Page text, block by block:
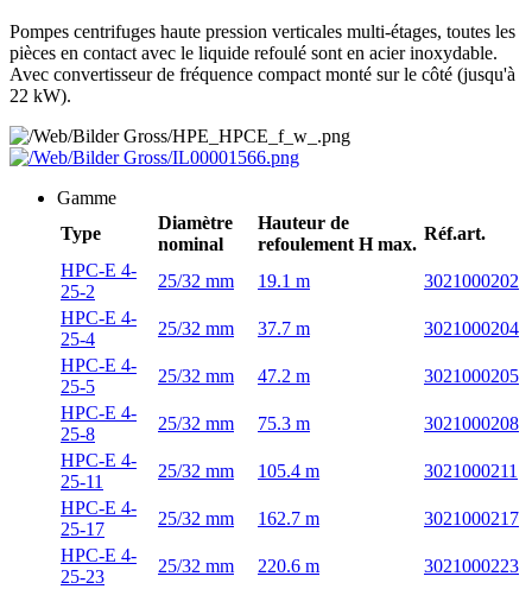
Pompes centrifuges haute pression verticales multi-étages, toutes les
pièces en contact avec le liquide refoulé sont en acier inoxydable.
Avec convertisseur de fréquence compact monté sur le côté (jusqu'à
22 kW).
Gamme
Type
Diamètre
nominal
Hauteur de
refoulement H max.
Réf.art.
HPC-E 4-
25-2
25/32 mm 19.1 m
3021000202
HPC-E 4-
25-4
25/32 mm 37.7 m
3021000204
HPC-E 4-
25-5
25/32 mm 47.2 m
3021000205
HPC-E 4-
25-8
25/32 mm 75.3 m
3021000208
HPC-E 4-
25-11
25/32 mm 105.4 m
3021000211
HPC-E 4-
25-17
25/32 mm 162.7 m
3021000217
HPC-E 4-
25-23
25/32 mm 220.6 m
3021000223